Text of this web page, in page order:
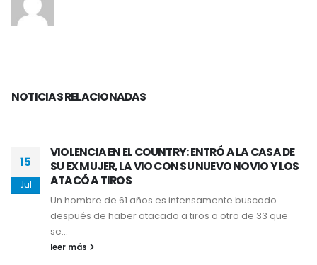
NOTICIASRELACIONADAS
15
Jul
VIOLENCIA EN EL COUNTRY: ENTRÓ A LA CASA DE
SU EX MUJER, LA VIO CON SU NUEVO NOVIO Y LOS
ATACÓ A TIROS
Un hombre de 61 años es intensamente buscado
después de haber atacado a tiros a otro de 33 que
se...
leer más